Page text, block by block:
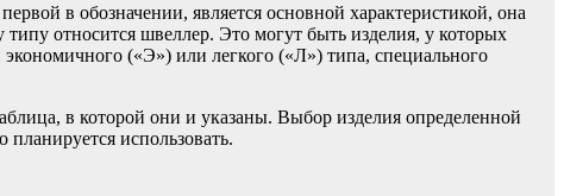
в обозначении, является основной характеристикой, она
относится швеллер. Это могут быть изделия, у которых
(«Э») или легкого («Л») типа, специального
в которой они и указаны. Выбор изделия определенной
использовать.